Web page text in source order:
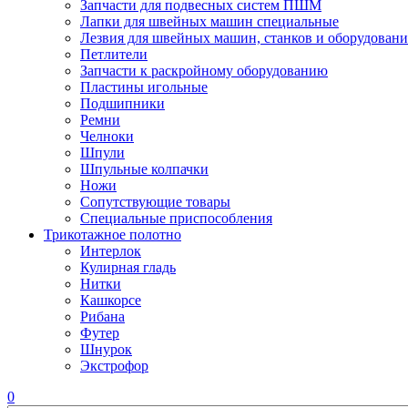
Запчасти для подвесных систем ПШМ
Лапки для швейных машин специальные
Лезвия для швейных машин, станков и
Петлители
Запчасти к раскройному оборудованию
Пластины игольные
Подшипники
Ремни
Челноки
Шпули
Шпульные колпачки
Ножи
Сопутствующие товары
Специальные приспособления
Трикотажное полотно
Интерлок
Кулирная гладь
Нитки
Кашкорсе
Рибана
Футер
Шнурок
Экстрофор
0